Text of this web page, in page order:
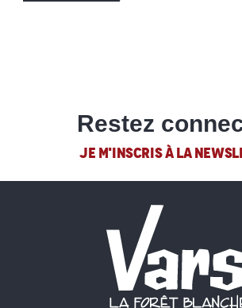
Restez
JE M'INSCRIS À LA